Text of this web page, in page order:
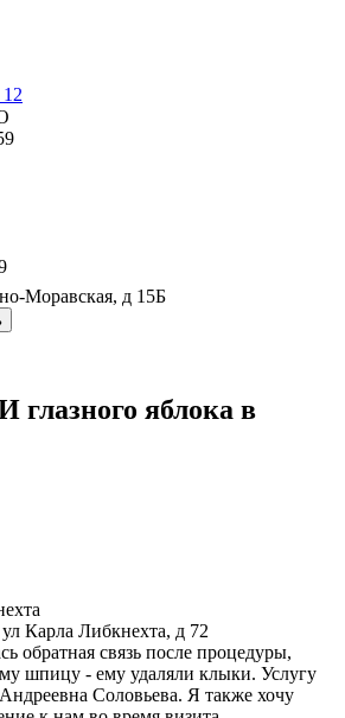
12
Моравская, д 15Б
яблока в
Карла Либкнехта, д 72
обратная связь после процедуры,
шпицу - ему удаляли клыки. Услугу
Соловьева. Я также хочу